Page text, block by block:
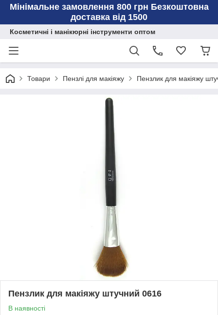
Мінімальне замовлення 800 грн Безкоштовна
доставка від 1500
Косметичні і манікюрні інструменти оптом
Товари Пензлі для макіяжу Пензлик для макіяжу
Пензлик для макіяжу штучний 0616
В наявності